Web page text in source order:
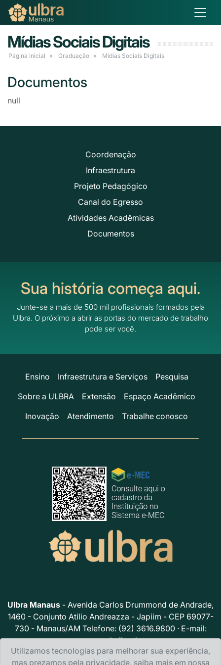
Mídias Sociais Digitais
Página Inicial Graduação Mídias Sociais Digitais
Documentos
null
Coordenação
Infraestrutura
Projeto Pedagógico
Canal do Egresso
Atividades Acadêmicas
Documentos
Sua história começa aqui.
Junte-se a mais de 500 mil profissionais formados pela
Ulbra. O próximo a abrir as portas do mercado de trabalho
pode ser você.
Ensino Infraestrutura e Serviços
Pesquisa
Sobre a ULBRA
Extensão
Espaço Acadêmico
Inovação
Atendimento Trabalhe conosco
Ulbra Manaus - Avenida Carlos Drummond de Andrade,
1460 - Conjunto Atílio Andreazza - Japiim - CEP 69077-
730 - Manaus/AM Telefone: (92) 3616.9800 · E-mail:
acsmao@ulbra.br
Política de privacidade
Utilizamos tecnologias para melhorar sua experiência,
mas prezamos pela privacidade, saiba mais em nossa